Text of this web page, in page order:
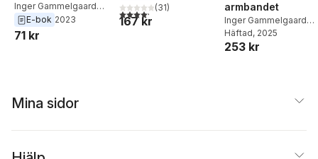
Inger Gammelgaard
Madsen
E-bok 2023
71 kr
4,2utav 5 stjärnor. Totalt antal röster:
(31)
167 kr
armbandet
Inger Gammelgaard
Madsen
Häftad, 2025
253 kr
Mina sidor